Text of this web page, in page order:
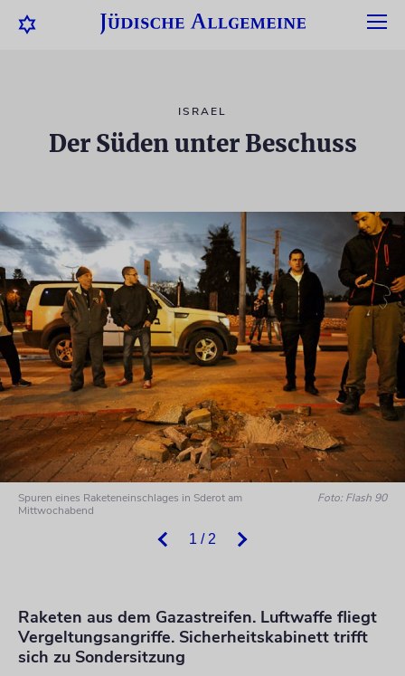
ISRAEL
Der Süden unter Beschuss
1 / 2
Spuren eines Raketeneinschlages in Sderot am
Mittwochabend
Foto: Flash 90
Raketen aus dem Gazastreifen. Luftwaffe fliegt
Vergeltungsangriffe. Sicherheitskabinett trifft
sich zu Sondersitzung